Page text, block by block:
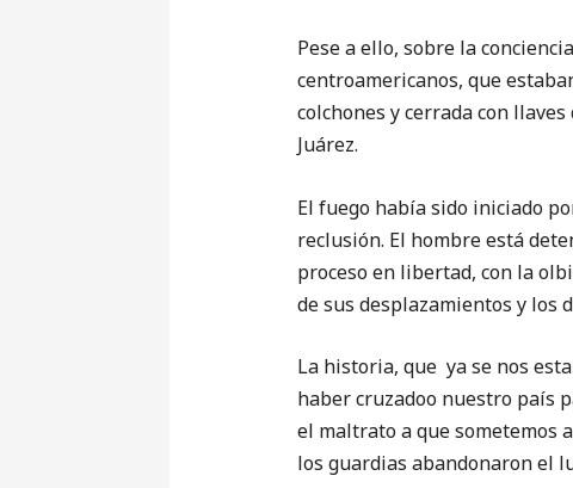
Pese a ello, sobre la
centroamericanos, que
colchones y cerrada con
Juárez.
El fuego había sido iniciado
reclusión. El hombre está
proceso en libertad, con la
de sus desplazamientos y los
La historia, que ya se nos
haber cruzadoo nuestro país
el maltrato a que sometemos
los guardias abandonaron el